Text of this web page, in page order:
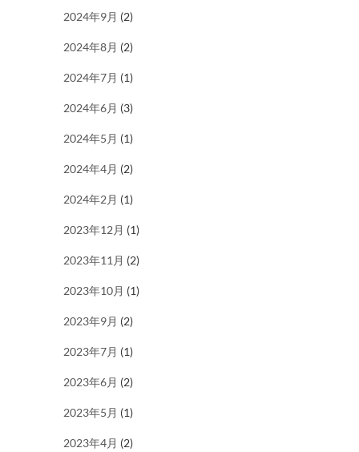
2024年9月 (2)
2024年8月 (2)
2024年7月 (1)
2024年6月 (3)
2024年5月 (1)
2024年4月 (2)
2024年2月 (1)
2023年12月 (1)
2023年11月 (2)
2023年10月 (1)
2023年9月 (2)
2023年7月 (1)
2023年6月 (2)
2023年5月 (1)
2023年4月 (2)